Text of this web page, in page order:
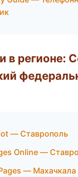
в регионе:
— Ставрополь
Online —
— Махачкала